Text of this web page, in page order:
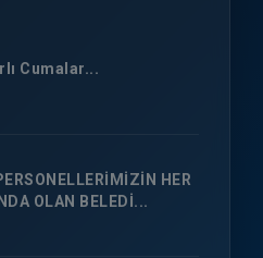
Cumalar...
HER
OLAN BELEDİ...